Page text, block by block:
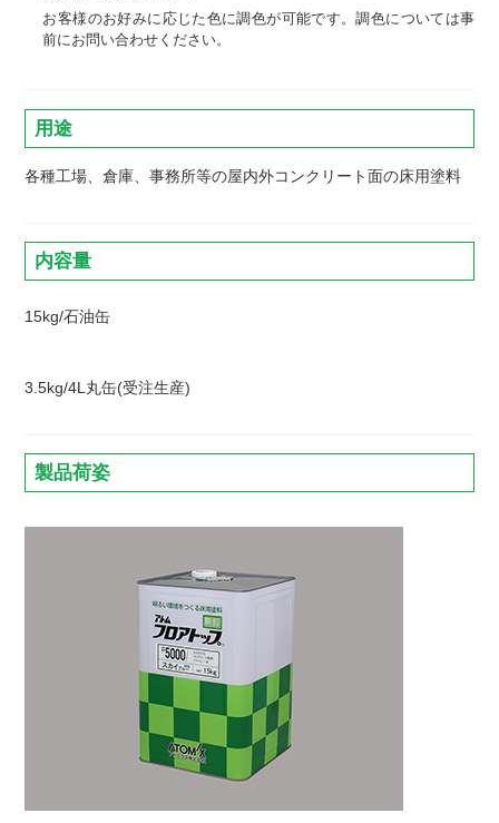
お客様のお好みに応じた色に調色が可能です。調色については事
前にお問い合わせください。
用途
各種工場、倉庫、事務所等の屋内外コンクリート面の床用塗料
内容量
15kg/石油缶
3.5kg/4L丸缶(受注生産)
製品荷姿